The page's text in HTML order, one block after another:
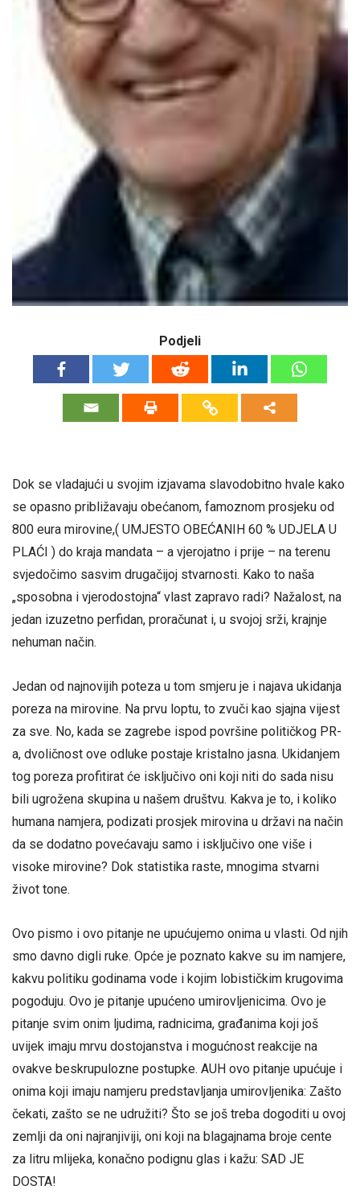
Podjeli
Dok se vladajući u svojim izjavama slavodobitno hvale kako
se opasno približavaju obećanom, famoznom prosjeku od
800 eura mirovine,( UMJESTO OBEĆANIH 60 % UDJELA U
PLAĆI ) do kraja mandata – a vjerojatno i prije – na terenu
svjedočimo sasvim drugačijoj stvarnosti. Kako to naša
„sposobna i vjerodostojna“ vlast zapravo radi? Nažalost, na
jedan izuzetno perfidan, proračunat i, u svojoj srži, krajnje
nehuman način.
Jedan od najnovijih poteza u tom smjeru je i najava ukidanja
poreza na mirovine. Na prvu loptu, to zvuči kao sjajna vijest
za sve. No, kada se zagrebe ispod površine političkog PR-
a, dvoličnost ove odluke postaje kristalno jasna. Ukidanjem
tog poreza profitirat će isključivo oni koji niti do sada nisu
bili ugrožena skupina u našem društvu. Kakva je to, i koliko
humana namjera, podizati prosjek mirovina u državi na način
da se dodatno povećavaju samo i isključivo one više i
visoke mirovine? Dok statistika raste, mnogima stvarni
život tone.
Ovo pismo i ovo pitanje ne upućujemo onima u vlasti. Od njih
smo davno digli ruke. Opće je poznato kakve su im namjere,
kakvu politiku godinama vode i kojim lobističkim krugovima
pogoduju. Ovo je pitanje upućeno umirovljenicima. Ovo je
pitanje svim onim ljudima, radnicima, građanima koji još
uvijek imaju mrvu dostojanstva i mogućnost reakcije na
ovakve beskrupulozne postupke. AUH ovo pitanje upućuje i
onima koji imaju namjeru predstavljanja umirovljenika: Zašto
čekati, zašto se ne udružiti? Što se još treba dogoditi u ovoj
zemlji da oni najranjiviji, oni koji na blagajnama broje cente
za litru mlijeka, konačno podignu glas i kažu: SAD JE
DOSTA!